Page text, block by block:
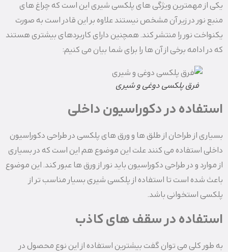
یکی از مهمترین ویژگی های پلکسی شیری این است که چراغ های
منبع نور در زیر آن مشخص نیستند علاوه بر این قادر است به صورت
یکنواخت نور را منتشر کند. همچنین دارای کاربردهای بیشتری هستند
که در ادامه برخی از آن ها را برای شما بیان می کنیم:
فرق پلکسی دوغی و شیری
استفاده در دکوراسیون داخلی
بسیاری از طراحان از طلق ها و ورق های پلکسی در طراحی دکوراسیون
داخلی استفاده می کنند علت این موضوع هم این است که در بسیاری
از موارد و در طراحی دکوراسیون باید نور از ورق ها عبور کند. این موضوع
باعث شده است تا استفاده از پلکسی شیری بسیار مناسب تر از
پلکسی استخوانی باشد.
استفاده در سقف های کاذب
به طور کلی می توان گفت بیشترین استفاده از این نوع محصول در